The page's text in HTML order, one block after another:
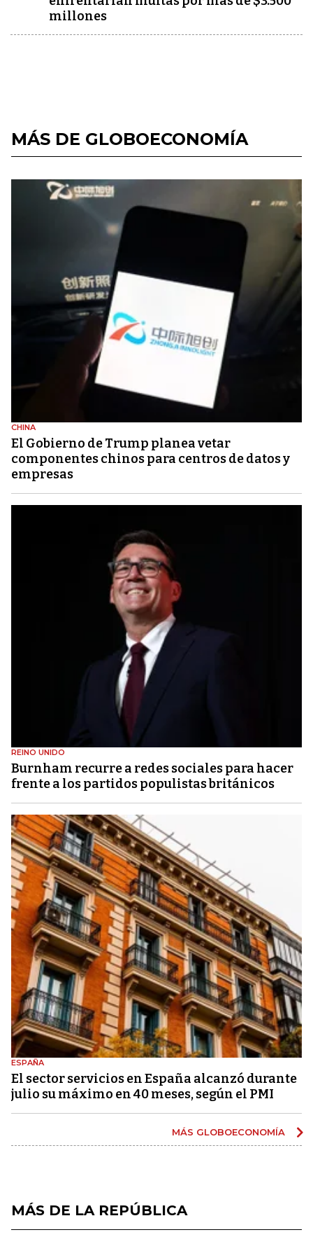
millones
MÁS DE GLOBOECONOMÍA
CHINA
El Gobierno de Trump planea vetar
componentes chinos para centros de datos y
empresas
REINO UNIDO
Burnham recurre a redes sociales para hacer
frente a los partidos populistas británicos
ESPAÑA
El sector servicios en España alcanzó durante
julio su máximo en 40 meses, según el PMI
MÁS GLOBOECONOMÍA
MÁS DE LA REPÚBLICA